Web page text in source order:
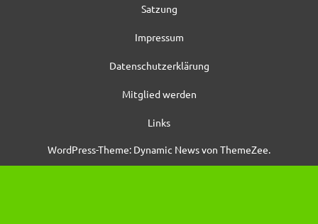
Satzung
Impressum
Datenschutzerklärung
Mitglied werden
Links
WordPress-Theme: Dynamic News von ThemeZee.